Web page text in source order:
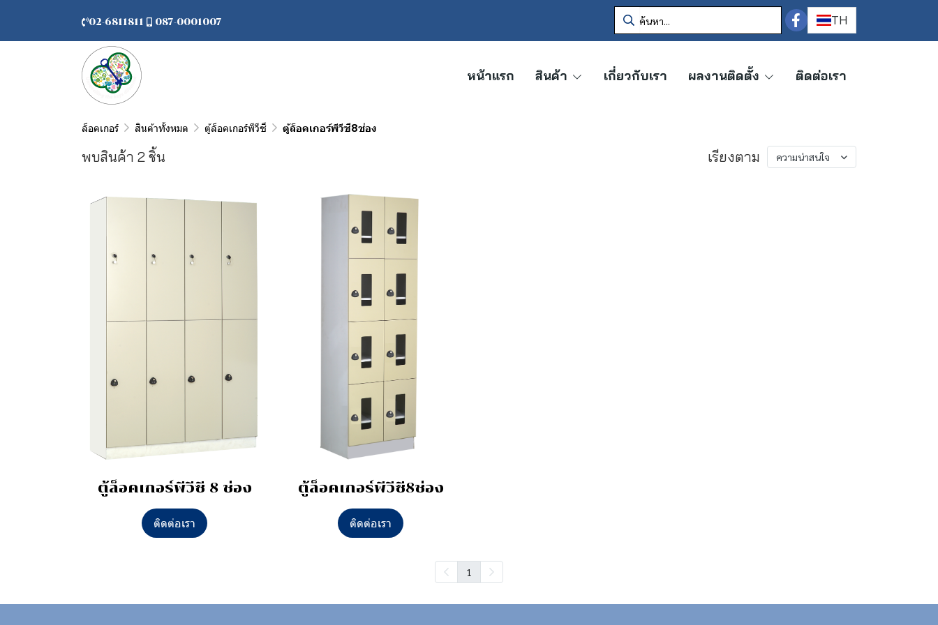
02-6811811 087-0001007 TH
หน้าแรก สินค้า เกี่ยวกับเรา ผลงานติดตั้ง ติดต่อเรา
ล็อคเกอร์ สินค้าทั้งหมด ตู้ล็อคเกอร์พีวีซี ตู้ล็อคเกอร์พีวีซี8ช่อง
พบสินค้า 2 ชิ้น เรียงตาม ความน่าสนใจ
ตู้ล็อคเกอร์พีวีซี 8 ช่อง
ติดต่อเรา
ตู้ล็อคเกอร์พีวีซี8ช่อง
ติดต่อเรา
1